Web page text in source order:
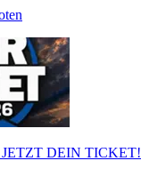
DEIN TICKET!